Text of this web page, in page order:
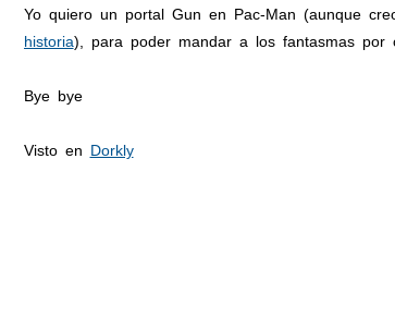
Yo quiero un portal Gun en Pac-Man (aunque
historia), para poder mandar a los fantasmas por
Bye bye
Visto en Dorkly